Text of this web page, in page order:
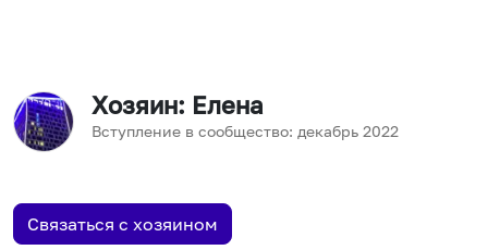
Хозяин: Елена
Вступление в сообщество: декабрь 2022
Связаться с хозяином